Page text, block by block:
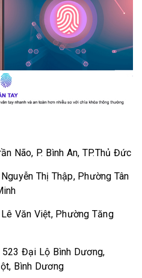
Não, P. Bình An, TP.Thủ Đức
Thị Thập, Phường Tân
Văn Việt, Phường Tăng
523 Đại Lộ Bình Dương,
Bình Dương